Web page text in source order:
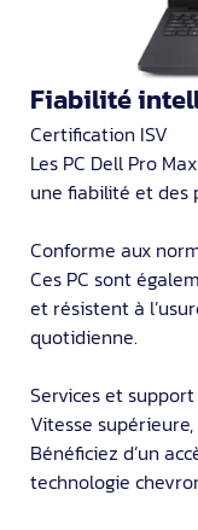
Fiabilité
Certification ISV
Les PC Dell Pro
une fiabilité et des
Conforme aux
Ces PC sont
et résistent à
quotidienne.
Services et
Vitesse
Bénéficiez d’un
technologie